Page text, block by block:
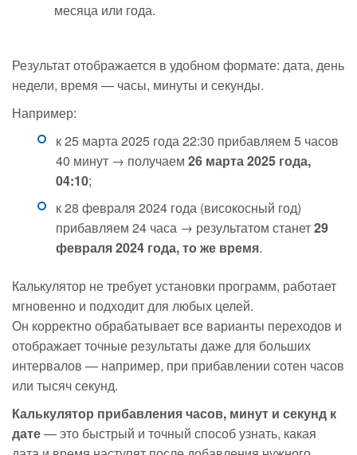
месяца или года.
Результат отображается в удобном формате: дата, день
недели, время — часы, минуты и секунды.
Например:
к 25 марта 2025 года 22:30 прибавляем 5 часов
40 минут → получаем 26 марта 2025 года,
04:10;
к 28 февраля 2024 года (високосный год)
прибавляем 24 часа → результатом станет29
февраля 2024 года, то же время.
Калькулятор не требует установки программ, работает
мгновенно и подходит для любых целей.
Он корректно обрабатывает все варианты переходов и
отображает точные результаты даже для больших
интервалов — например, при прибавлении сотен часов
или тысяч секунд.
Калькулятор прибавления часов, минут и секунд к
дате— это быстрый и точный способ узнать, какая